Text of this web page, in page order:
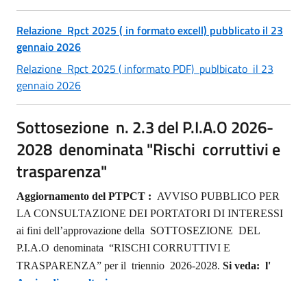
Relazione Rpct 2025 ( in formato excell) pubblicato il 23
gennaio 2026
Relazione Rpct 2025 ( informato PDF) publbicato il 23
gennaio 2026
Sottosezione n. 2.3 del P.I.A.O 2026-
2028 denominata "Rischi corruttivi e
trasparenza"
Aggiornamento del PTPCT : AVVISO PUBBLICO PER
LA CONSULTAZIONE DEI PORTATORI DI INTERESSI
ai fini dell’approvazione della SOTTOSEZIONE DEL
P.I.A.O denominata “RISCHI CORRUTTIVI E
TRASPARENZA” per il triennio 2026-2028. Si veda: l'